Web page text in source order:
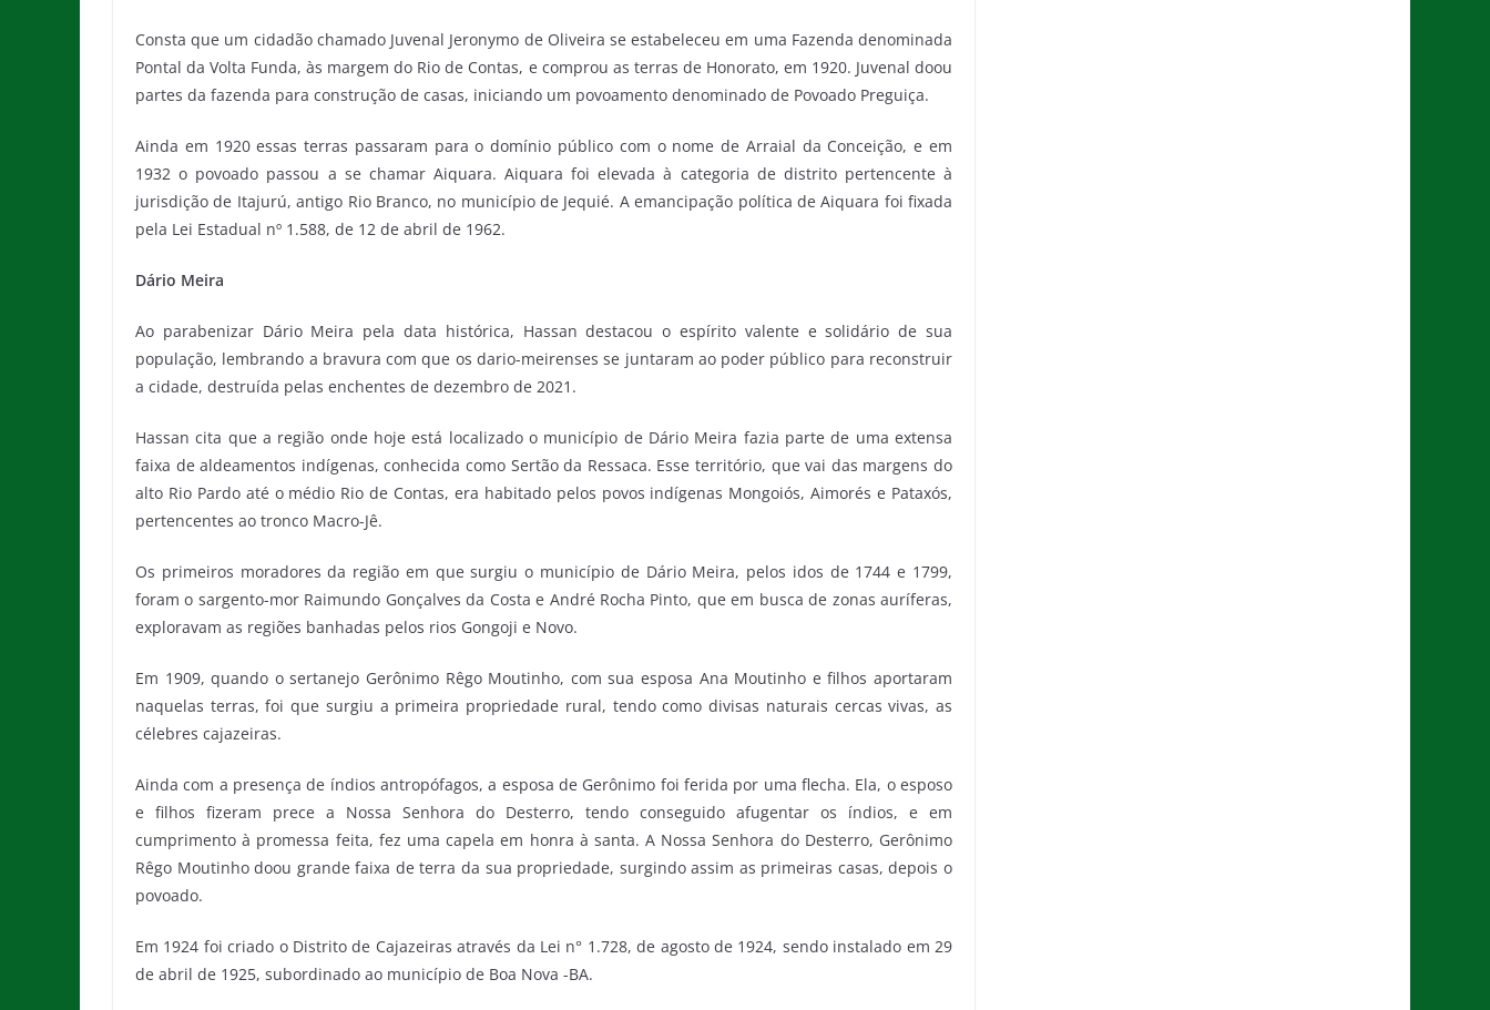
Consta que um cidadão chamado Juvenal Jeronymo de Oliveira se estabeleceu em uma Fazenda denominada
Pontal da Volta Funda, às margem do Rio de Contas, e comprou as terras de Honorato, em 1920. Juvenal doou
partes da fazenda para construção de casas, iniciando um povoamento denominado de Povoado Preguiça.
Ainda em 1920 essas terras passaram para o domínio público com o nome de Arraial da Conceição, e em
1932 o povoado passou a se chamar Aiquara. Aiquara foi elevada à categoria de distrito pertencente à
jurisdição de Itajurú, antigo Rio Branco, no município de Jequié. A emancipação política de Aiquara foi fixada
pela Lei Estadual nº 1.588, de 12 de abril de 1962.
Dário Meira
Ao parabenizar Dário Meira pela data histórica, Hassan destacou o espírito valente e solidário de sua
população, lembrando a bravura com que os dario-meirenses se juntaram ao poder público para reconstruir
a cidade, destruída pelas enchentes de dezembro de 2021.
Hassan cita que a região onde hoje está localizado o município de Dário Meira fazia parte de uma extensa
faixa de aldeamentos indígenas, conhecida como Sertão da Ressaca. Esse território, que vai das margens do
alto Rio Pardo até o médio Rio de Contas, era habitado pelos povos indígenas Mongoiós, Aimorés e Pataxós,
pertencentes ao tronco Macro-Jê.
Os primeiros moradores da região em que surgiu o município de Dário Meira, pelos idos de 1744 e 1799,
foram o sargento-mor Raimundo Gonçalves da Costa e André Rocha Pinto, que em busca de zonas auríferas,
exploravam as regiões banhadas pelos rios Gongoji e Novo.
Em 1909, quando o sertanejo Gerônimo Rêgo Moutinho, com sua esposa Ana Moutinho e filhos aportaram
naquelas terras, foi que surgiu a primeira propriedade rural, tendo como divisas naturais cercas vivas, as
célebres cajazeiras.
Ainda com a presença de índios antropófagos, a esposa de Gerônimo foi ferida por uma flecha. Ela, o esposo
e filhos fizeram prece a Nossa Senhora do Desterro, tendo conseguido afugentar os índios, e em
cumprimento à promessa feita, fez uma capela em honra à santa. A Nossa Senhora do Desterro, Gerônimo
Rêgo Moutinho doou grande faixa de terra da sua propriedade, surgindo assim as primeiras casas, depois o
povoado.
Em 1924 foi criado o Distrito de Cajazeiras através da Lei n° 1.728, de agosto de 1924, sendo instalado em 29
de abril de 1925, subordinado ao município de Boa Nova -BA.